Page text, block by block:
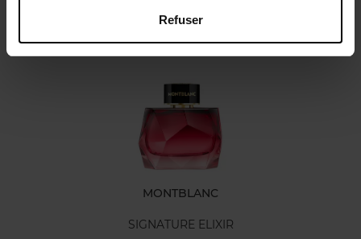
Refuser
Oublié quelque chose ?
MONTBLANC
SIGNATURE ELIXIR